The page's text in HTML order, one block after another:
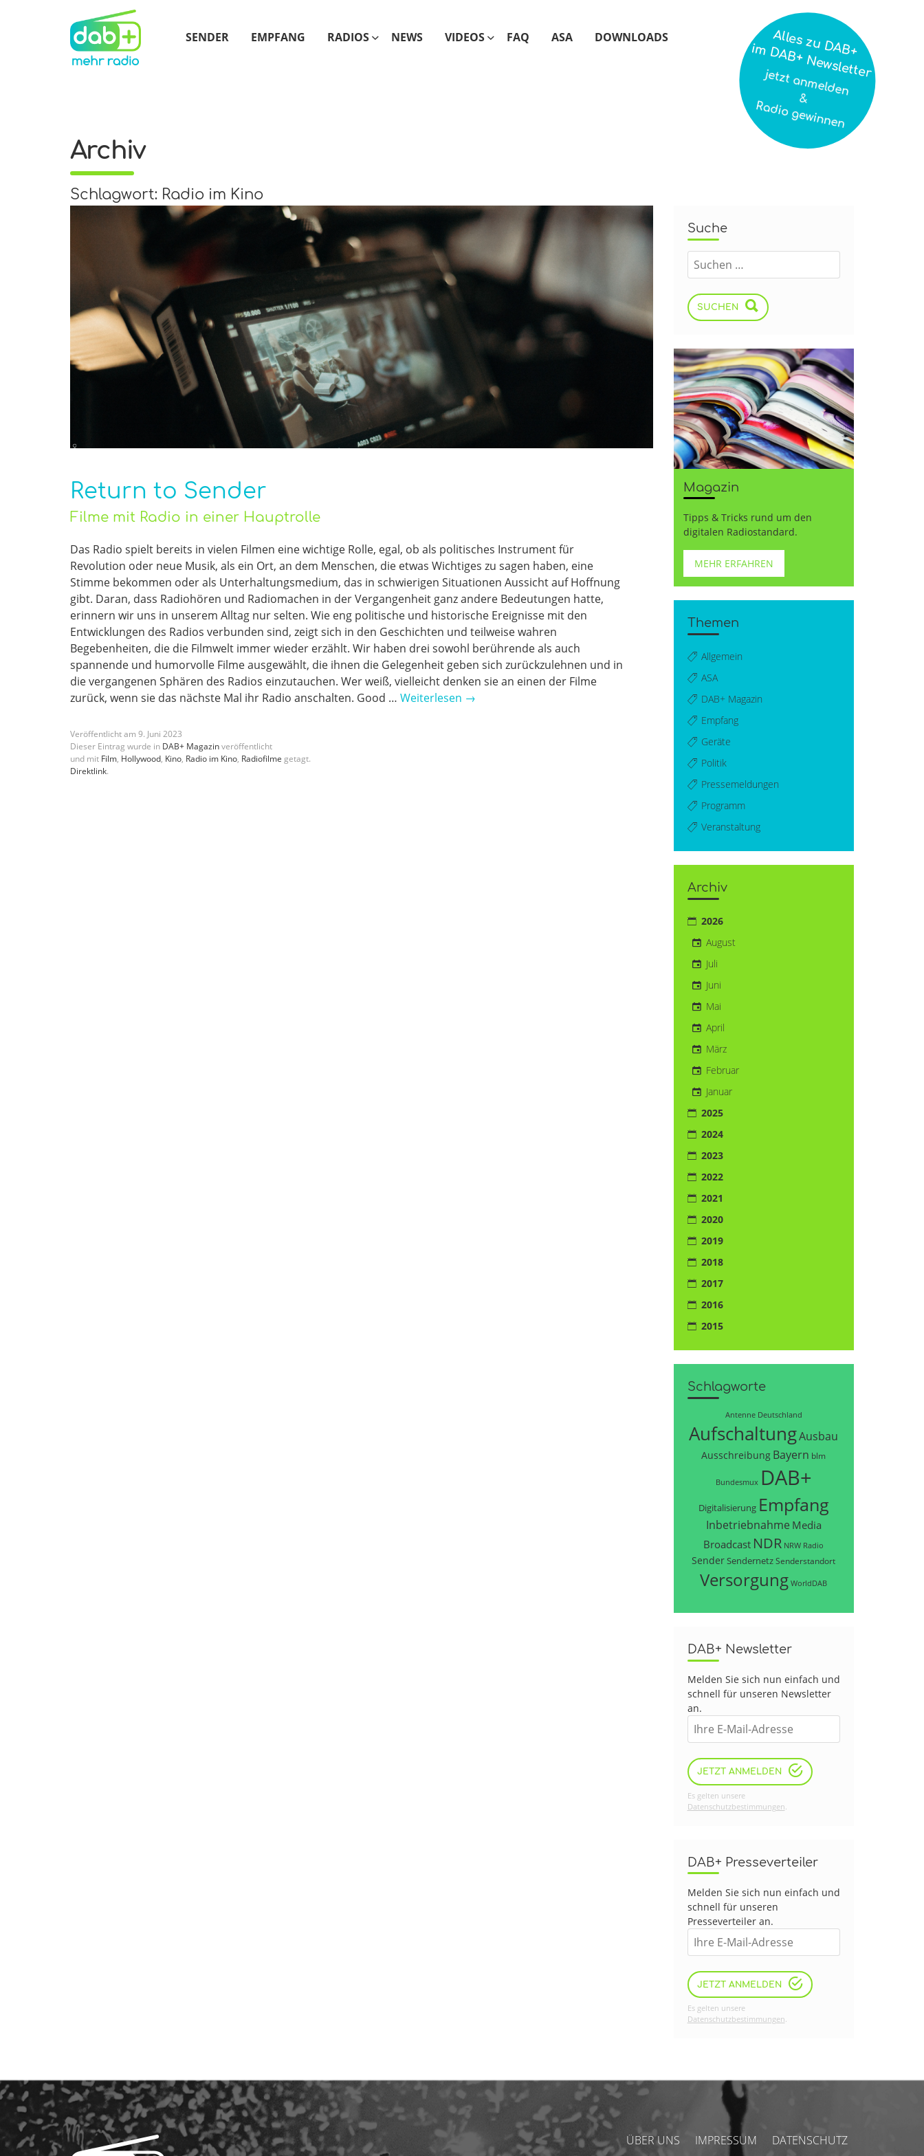
SENDER EMPFANG RADIOS NEWS VIDEOS FAQ ASA DOWNLOADS
Archiv
Schlagwort: Radio im Kino
Return to Sender
Filme mit Radio in einer Hauptrolle
Das Radio spielt bereits in vielen Filmen eine wichtige Rolle, egal, ob als politisches Instrument für
Revolution oder neue Musik, als ein Ort, an dem Menschen, die etwas Wichtiges zu sagen haben, eine
Stimme bekommen oder als Unterhaltungsmedium, das in schwierigen Situationen Aussicht auf Hoffnung
gibt. Daran, dass Radiohören und Radiomachen in der Vergangenheit ganz andere Bedeutungen hatte,
erinnern wir uns in unserem Alltag nur selten. Wie eng politische und historische Ereignisse mit den
Entwicklungen des Radios verbunden sind, zeigt sich in den Geschichten und teilweise wahren
Begebenheiten, die die Filmwelt immer wieder erzählt. Wir haben drei sowohl berührende als auch
spannende und humorvolle Filme ausgewählt, die ihnen die Gelegenheit geben sich zurückzulehnen und in
die vergangenen Sphären des Radios einzutauchen. Wer weiß, vielleicht denken sie an einen der Filme
zurück, wenn sie das nächste Mal ihr Radio anschalten. Good … Weiterlesen →
Veröffentlicht am 9. Juni 2023
Dieser Eintrag wurde in DAB+ Magazinveröffentlicht
und mit Film, Hollywood, Kino, Radio im Kino, Radiofilme getagt.
Direktlink.
Suche
SUCHEN
Magazin
Tipps & Tricks rund um den
digitalen Radiostandard.
MEHR ERFAHREN
Themen
Allgemein
ASA
DAB+ Magazin
Empfang
Geräte
Politik
Pressemeldungen
Programm
Veranstaltung
Archiv
2026
August
Juli
Juni
Mai
April
März
Februar
Januar
2025
2024
2023
2022
2021
2020
2019
2018
2017
2016
2015
Schlagworte
Antenne Deutschland
AufschaltungAusbau
Ausschreibung Bayern blm
Bundesmux DAB+
Digitalisierung Empfang
Inbetriebnahme Media
Broadcast NDR NRW Radio
SenderSendernetzSenderstandort
Versorgung WorldDAB
DAB+ Newsletter
Melden Sie sich nun einfach und
schnell für unseren Newsletter
an.
JETZT ANMELDEN
Es gelten unsere
Datenschutzbestimmungen
DAB+ Presseverteiler
Melden Sie sich nun einfach und
schnell für unseren
Presseverteiler an.
JETZT ANMELDEN
Es gelten unsere
Datenschutzbestimmungen.
ÜBER UNS IMPRESSUM DATENSCHUTZ
Alles zu DAB+
im DAB+ Newsletter
jetzt anmelden
&
Radio gewinnen